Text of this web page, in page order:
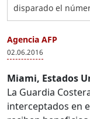
disparado el
Agencia AFP
02.06.2016
Miami, Estados
La Guardia
interceptados en